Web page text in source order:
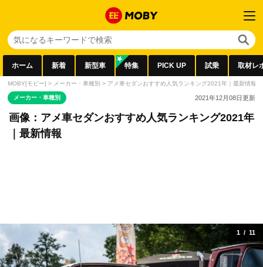
ホーム 新着 新型車 特集 PICK UP 試乗 取材レ
MOBY[モビー] > メーカー・車種別 > アメ車セダンおすすめ人気ランキング2021年｜最新情報
メーカー・車種別 2021年12月08日更新
画像：アメ車セダンおすすめ人気ランキング2021年
｜最新情報
1 / 11